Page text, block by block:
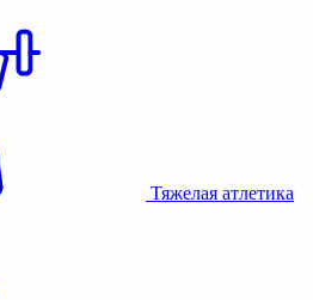
Тяжелая атлетика